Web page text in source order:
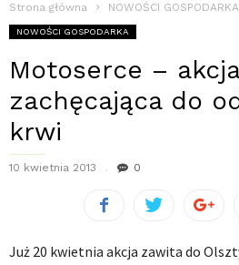
Strona główna NOWOŚCI GOSPODARKA
NOWOŚCI GOSPODARKA
Motoserce – akcja
zachęcająca do
krwi
10 kwietnia 2013 0
Już 20 kwietnia akcja zawita do